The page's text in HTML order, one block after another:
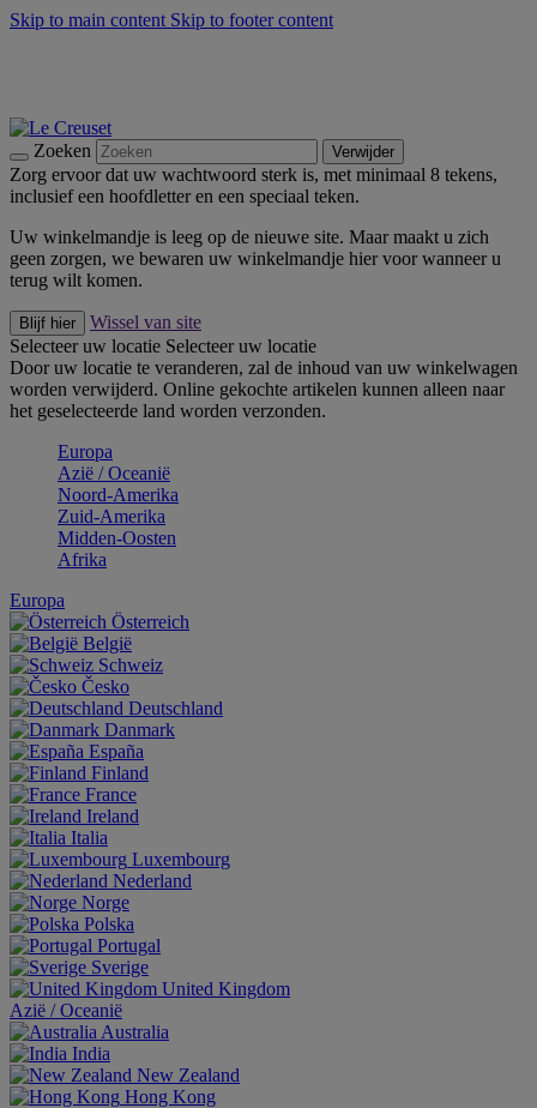
Skip to main content Skip to footer content
Zoeken Verwijder
Zorg ervoor dat uw wachtwoord sterk is, met minimaal 8 tekens,
inclusief een hoofdletter en een speciaal teken.
Uw winkelmandje is leeg op de nieuwe site. Maar maakt u zich
geen zorgen, we bewaren uw winkelmandje hier voor wanneer u
terug wilt komen.
Blijf hier
Wissel van site
Selecteer uw locatie Selecteer uw locatie
Door uw locatie te veranderen, zal de inhoud van uw winkelwagen
worden verwijderd. Online gekochte artikelen kunnen alleen naar
het geselecteerde land worden verzonden.
Europa
Aziё / Oceaniё
Noord-Amerika
Zuid-Amerika
Midden-Oosten
Afrika
Europa
Österreich
België
Schweiz
Česko
Deutschland
Danmark
España
Finland
France
Ireland
Italia
Luxembourg
Nederland
Norge
Polska
Portugal
Sverige
United Kingdom
Aziё / Oceaniё
Australia
India
New Zealand
Hong Kong